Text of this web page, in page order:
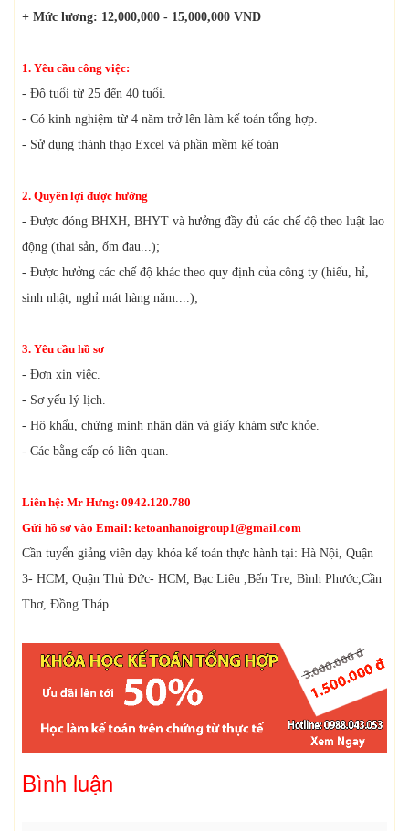
+ Mức lương: 12,000,000 - 15,000,000 VND
1. Yêu cầu công việc:
- Độ tuổi từ 25 đến 40 tuổi.
- Có kinh nghiệm từ 4 năm trở lên làm kế toán tổng hợp.
- Sử dụng thành thạo Excel và phần mềm kế toán
2. Quyền lợi được hưởng
- Được đóng BHXH, BHYT và hưởng đầy đủ các chế độ theo luật lao
động (thai sản, ốm đau...);
- Được hưởng các chế độ khác theo quy định của công ty (hiếu, hỉ,
sinh nhật, nghỉ mát hàng năm....);
3. Yêu cầu hồ sơ
- Đơn xin việc.
- Sơ yếu lý lịch.
- Hộ khẩu, chứng minh nhân dân và giấy khám sức khỏe.
- Các bằng cấp có liên quan.
Liên hệ: Mr Hưng: 0942.120.780
Gửi hồ sơ vào Email: ketoanhanoigroup1@gmail.com
Cần tuyển giảng viên dạy khóa kế toán thực hành tại: Hà Nội, Quận
3- HCM, Quận Thủ Đức- HCM, Bạc Liêu ,Bến Tre, Bình Phước,Cần
Thơ, Đồng Tháp
Bình luận